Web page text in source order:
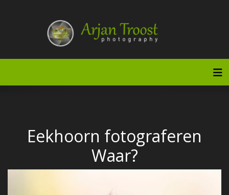
Eekhoorn fotograferen
Waar?